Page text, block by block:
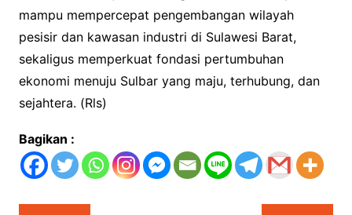
mampu mempercepat pengembangan wilayah
pesisir dan kawasan industri di Sulawesi Barat,
sekaligus memperkuat fondasi pertumbuhan
ekonomi menuju Sulbar yang maju, terhubung, dan
sejahtera. (Rls)
Bagikan :